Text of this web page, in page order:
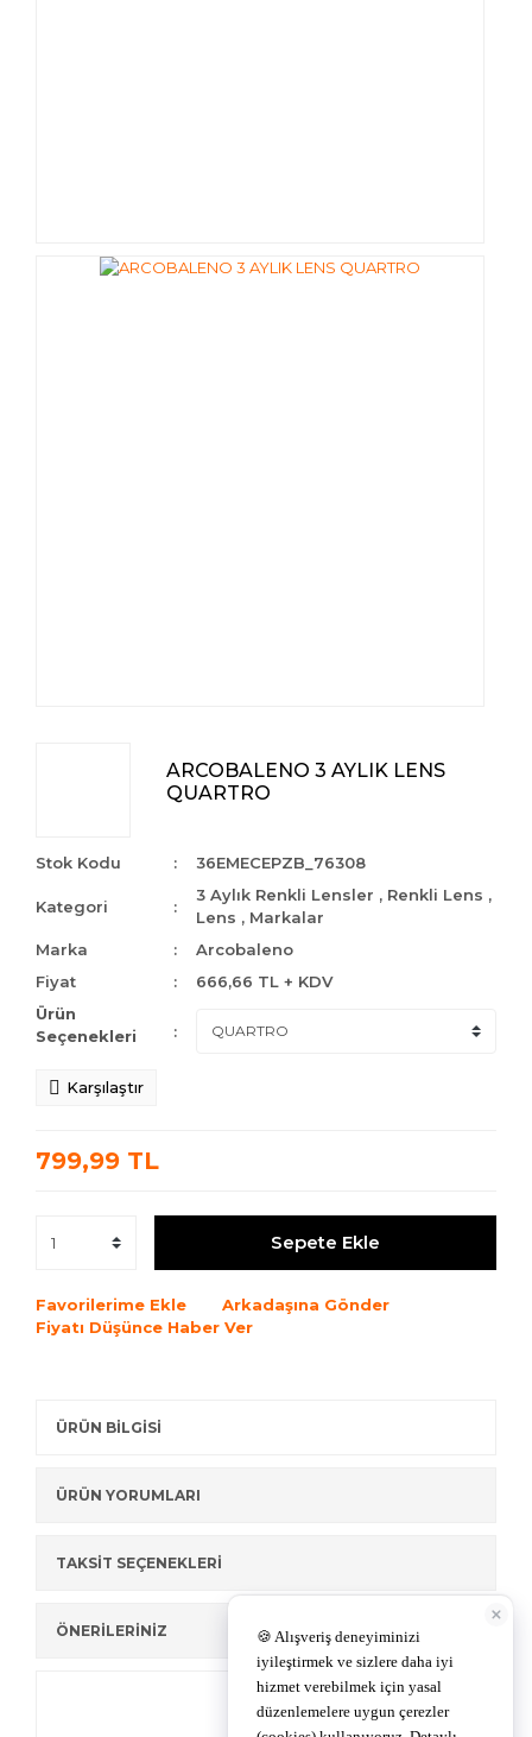
ARCOBALENO 3 AYLIK LENS
QUARTRO
Stok Kodu 36EMECEPZB_76308
Kategori
3 Aylık Renkli Lensler , Renkli Lens ,
Lens , Markalar
Marka
Arcobaleno
Fiyat
666,66 TL + KDV
Ürün
Seçenekleri
Karşılaştır
799,99 TL
Sepete Ekle
Favorilerime Ekle
Arkadaşına Gönder
Fiyatı Düşünce Haber Ver
ÜRÜN BİLGİSİ
ÜRÜN YORUMLARI
TAKSİT SEÇENEKLERİ
ÖNERİLERİNİZ